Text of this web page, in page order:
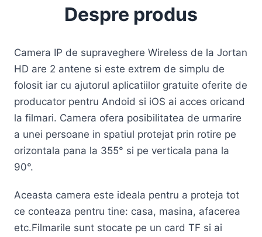
Despre produs
Camera IP de supraveghere Wireless de la Jortan
HD are 2 antene si este extrem de simplu de
folosit iar cu ajutorul aplicatiilor gratuite oferite de
producator pentru Andoid si iOS ai acces oricand
la filmari. Camera ofera posibilitatea de urmarire
a unei persoane in spatiul protejat prin rotire pe
orizontala pana la 355° si pe verticala pana la
90°.
Aceasta camera este ideala pentru a proteja tot
ce conteaza pentru tine: casa, masina, afacerea
etc.Filmarile sunt stocate pe un card TF si ai